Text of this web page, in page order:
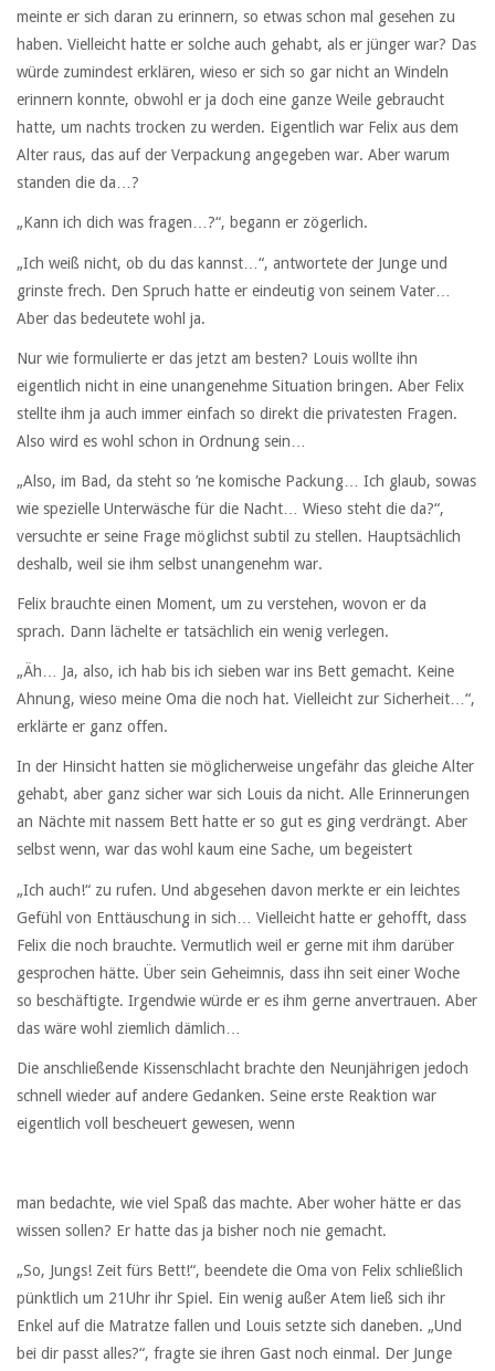
meinte er sich daran zu erinnern, so etwas schon mal gesehen zu
haben. Vielleicht hatte er solche auch gehabt, als er jünger war? Das
würde zumindest erklären, wieso er sich so gar nicht an Windeln
erinnern konnte, obwohl er ja doch eine ganze Weile gebraucht
hatte, um nachts trocken zu werden. Eigentlich war Felix aus dem
Alter raus, das auf der Verpackung angegeben war. Aber warum
standen die da…?
„Kann ich dich was fragen…?“, begann er zögerlich.
„Ich weiß nicht, ob du das kannst…“, antwortete der Junge und
grinste frech. Den Spruch hatte er eindeutig von seinem Vater…
Aber das bedeutete wohl ja.
Nur wie formulierte er das jetzt am besten? Louis wollte ihn
eigentlich nicht in eine unangenehme Situation bringen. Aber Felix
stellte ihm ja auch immer einfach so direkt die privatesten Fragen.
Also wird es wohl schon in Ordnung sein…
„Also, im Bad, da steht so ’ne komische Packung… Ich glaub, sowas
wie spezielle Unterwäsche für die Nacht… Wieso steht die da?“,
versuchte er seine Frage möglichst subtil zu stellen. Hauptsächlich
deshalb, weil sie ihm selbst unangenehm war.
Felix brauchte einen Moment, um zu verstehen, wovon er da
sprach. Dann lächelte er tatsächlich ein wenig verlegen.
„Äh… Ja, also, ich hab bis ich sieben war ins Bett gemacht. Keine
Ahnung, wieso meine Oma die noch hat. Vielleicht zur Sicherheit…“,
erklärte er ganz offen.
In der Hinsicht hatten sie möglicherweise ungefähr das gleiche Alter
gehabt, aber ganz sicher war sich Louis da nicht. Alle Erinnerungen
an Nächte mit nassem Bett hatte er so gut es ging verdrängt. Aber
selbst wenn, war das wohl kaum eine Sache, um begeistert
„Ich auch!“ zu rufen. Und abgesehen davon merkte er ein leichtes
Gefühl von Enttäuschung in sich… Vielleicht hatte er gehofft, dass
Felix die noch brauchte. Vermutlich weil er gerne mit ihm darüber
gesprochen hätte. Über sein Geheimnis, dass ihn seit einer Woche
so beschäftigte. Irgendwie würde er es ihm gerne anvertrauen. Aber
das wäre wohl ziemlich dämlich…
Die anschließende Kissenschlacht brachte den Neunjährigen jedoch
schnell wieder auf andere Gedanken. Seine erste Reaktion war
eigentlich voll bescheuert gewesen, wenn
man bedachte, wie viel Spaß das machte. Aber woher hätte er das
wissen sollen? Er hatte das ja bisher noch nie gemacht.
„So, Jungs! Zeit fürs Bett!“, beendete die Oma von Felix schließlich
pünktlich um 21Uhr ihr Spiel. Ein wenig außer Atem ließ sich ihr
Enkel auf die Matratze fallen und Louis setzte sich daneben. „Und
bei dir passt alles?“, fragte sie ihren Gast noch einmal. Der Junge